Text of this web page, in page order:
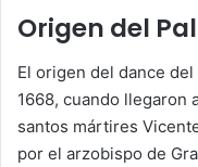
Origen del
El origen del dance
1668, cuando llegaron
santos mártires
por el arzobispo de